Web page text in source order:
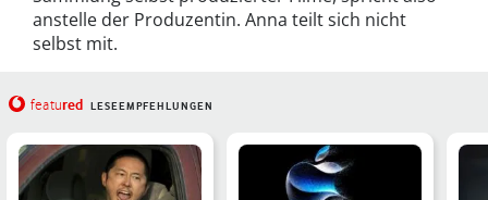
anstelle der Produzentin. Anna teilt sich nicht
selbst mit.
featured LESEEMPFEHLUNGEN